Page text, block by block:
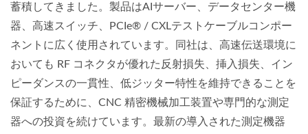
蓄積してきました。製品はAIサーバー、データセンター機
器、高速スイッチ、PCIe® / CXLテストケーブルコンポー
ネントに広く使用されています。同社は、高速伝送環境に
おいても RF コネクタが優れた反射損失、挿入損失、イン
ピーダンスの一貫性、低ジッター特性を維持できることを
保証するために、CNC 精密機械加工装置や専門的な測定
器への投資を続けています。最新の導入された測定機器